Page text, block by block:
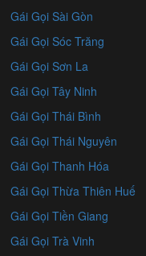
Gái Gọi Sài Gòn
Gái Gọi Sóc Trăng
Gái Gọi Sơn La
Gái Gọi Tây Ninh
Gái Gọi Thái Bình
Gái Gọi Thái Nguyên
Gái Gọi Thanh Hóa
Gái Gọi Thừa Thiên Huế
Gái Gọi Tiền Giang
Gái Gọi Trà Vinh